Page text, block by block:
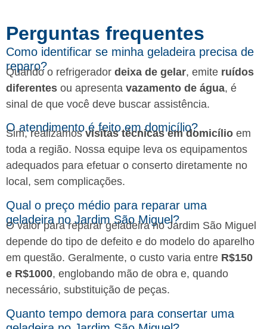
Perguntas frequentes​
Como identificar se minha geladeira precisa de
reparo?
Quando o refrigerador deixa de gelar, emite ruídos
diferentes ou apresenta vazamento de água, é
sinal de que você deve buscar assistência.
O atendimento é feito em domicílio?
Sim, realizamosvisitas técnicas em domicílio em
toda a região. Nossa equipe leva os equipamentos
adequados para efetuar o conserto diretamente no
local, sem complicações.
Qual o preço médio para reparar uma
geladeira no Jardim São Miguel?
O valor para reparar geladeira no Jardim São Miguel
depende do tipo de defeito e do modelo do aparelho
em questão. Geralmente, o custo varia entre R$150
e R$1000, englobando mão de obra e, quando
necessário, substituição de peças.
Quanto tempo demora para consertar uma